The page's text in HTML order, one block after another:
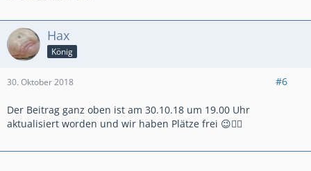
Hax
König
30. Oktober 2018 #6
Der Beitrag ganz oben ist am 30.10.18 um 19.00 Uhr
aktualisiert worden und wir haben Plätze frei 😉👍🏻